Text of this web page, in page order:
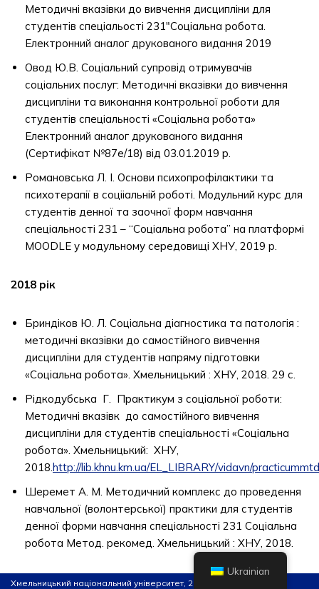
Методичні вказівки до вивчення дисципліни для
студентів спеціальості 231″Соціальна робота.
Електронний аналог друкованого видання 2019
Овод Ю.В. Соціальний супровід отримувачів
соціальних послуг: Методичні вказівки до вивчення
дисципліни та виконання контрольної роботи для
студентів спеціальності «Соціальна робота»
Електронний аналог друкованого видання
(Сертифікат №87е/18) від 03.01.2019 р.
Романовська Л. І. Основи психопрофілактики та
психотерапії в соцііальній роботі. Модульний курс для
студентів денної та заочної форм навчання
спеціальності 231 – “Соціальна робота” на платформі
MOODLE у модульному середовищі ХНУ, 2019 р.
2018 рік
Бриндіков Ю. Л. Соціальна діагностика та патологія :
методичні вказівки до самостійного вивчення
дисципліни для студентів напряму підготовки
«Соціальна робота». Хмельницький : ХНУ, 2018. 29 с.
Рідкодубська Г. Практикум з соціальної роботи:
Методичні вказівк до самостійного вивчення
дисципліни для студентів спеціальності «Соціальна
робота». Хмельницький: ХНУ,
2018.http://lib.khnu.km.ua/EL_LIBRARY/vidavn/
Шеремет А. М. Методичний комплекс до проведення
навчальної (волонтерської) практики для студентів
денної форми навчання спеціальності 231 Соціальна
робота Метод. рекомед. Хмельницький : ХНУ, 2018.
Хмельницький національний університет, 2026
Ukrainian